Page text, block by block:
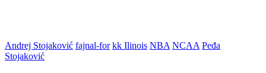
Andrej Stojaković fajnal-for kk Ilinois NBA NCAA Peđa
Stojaković